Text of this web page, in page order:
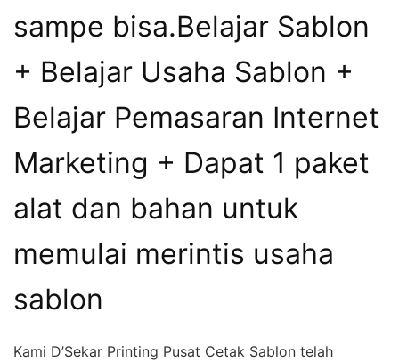
sampe bisa.Belajar Sablon
+ Belajar Usaha Sablon +
Belajar Pemasaran Internet
Marketing + Dapat 1 paket
alat dan bahan untuk
memulai merintis usaha
sablon
Kami D’Sekar Printing Pusat Cetak Sablon telah